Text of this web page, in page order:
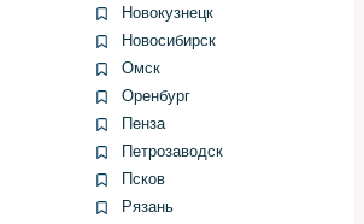
В большинстве случаев радиатор
и требует демонтажа
для доступа.
скрытые крепления на
замените ржавые болты перед
радиатора, чтобы не остаться с
Новокузнецк
Новосибирск
Омск
Оренбург
Пенза
Петрозаводск
Псков
Рязань